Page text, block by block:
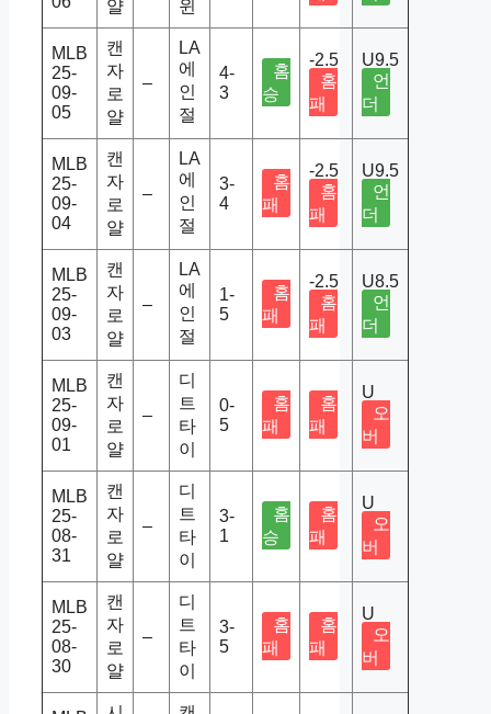
얄 윈
MLB
25-
09-
05
캔
자
로
얄
–
LA
에
인
절
4-
3
홈
승
-2.5
홈
패
U9.5
언
더
MLB
25-
09-
04
캔
자
로
얄
–
LA
에
인
절
3-
4
홈
패
-2.5
홈
패
U9.5
언
더
MLB
25-
09-
03
캔
자
로
얄
–
LA
에
인
절
1-
5
홈
패
-2.5
홈
패
U8.5
언
더
MLB
25-
09-
01
캔
자
로
얄
–
디
트
타
이
0-
5
홈
패
홈
패
U
오
버
MLB
25-
08-
31
캔
자
로
얄
–
디
트
타
이
3-
1
홈
승
홈
패
U
오
버
MLB
25-
08-
30
캔
자
로
얄
–
디
트
타
이
3-
5
홈
패
홈
패
U
오
버